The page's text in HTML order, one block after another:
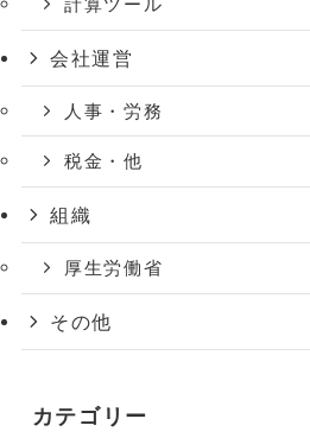
計算ツール
会社運営
人事・労務
税金・他
組織
厚生労働省
その他
カテゴリー